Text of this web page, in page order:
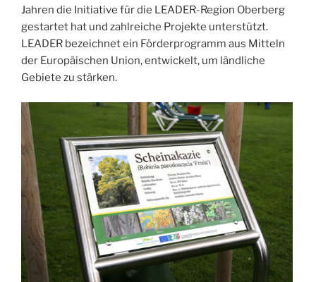
Jahren die Initiative für die LEADER-Region Oberberg
gestartet hat und zahlreiche Projekte unterstützt.
LEADER bezeichnet ein Förderprogramm aus Mitteln
der Europäischen Union, entwickelt, um ländliche
Gebiete zu stärken.